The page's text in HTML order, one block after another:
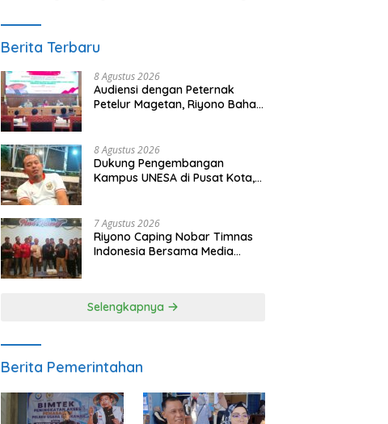
Berita Terbaru
8 Agustus 2026
Audiensi dengan Peternak
Petelur Magetan, Riyono Bahas
8 Agustus 2026
Dukung Pengembangan
Kampus UNESA di Pusat Kota,
Magetan
7 Agustus 2026
Riyono Caping Nobar Timnas
Indonesia Bersama Media
Selengkapnya
Berita Pemerintahan